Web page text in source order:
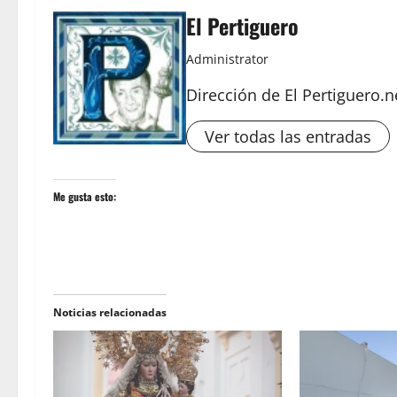
El Pertiguero
Administrator
Dirección de El
Ver todas las entradas
Me gusta esto:
Noticias relacionadas